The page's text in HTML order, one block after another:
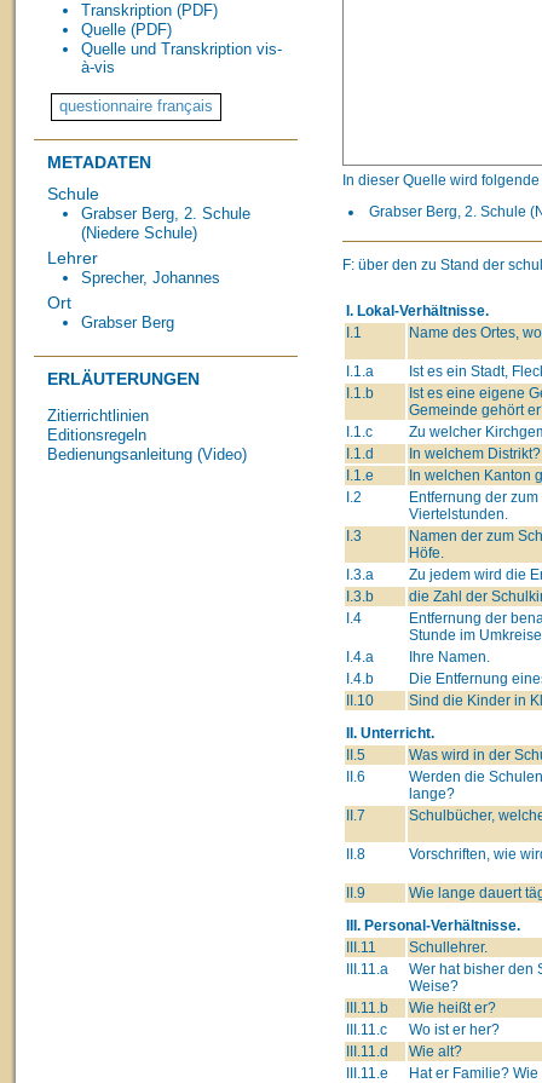
Transkription (PDF)
Quelle (PDF)
Quelle und Transkription vis-
à-vis
METADATEN
Schule
Grabser Berg, 2. Schule
(Niedere Schule)
Lehrer
Sprecher, Johannes
Ort
Grabser Berg
ERLÄUTERUNGEN
Zitierrichtlinien
Editionsregeln
Bedienungsanleitung (Video)
In dieser Quelle wird
Grabser Berg, 2. Schule
F: über den zu Stand der
I. Lokal-Verhältnisse.
I.1
Name des Ortes,
I.1.a
Ist es ein Stadt,
I.1.b
Ist es eine eigene
Gemeinde gehört
I.1.c
Zu welcher
I.1.d
In welchem Distrikt?
I.1.e
In welchen Kanton
I.2
Entfernung der
Viertelstunden.
I.3
Namen der zum
Höfe.
I.3.a
Zu jedem wird die
I.3.b
die Zahl der
I.4
Entfernung der
Stunde im
I.4.a
Ihre Namen.
I.4.b
Die Entfernung
II.10
Sind die Kinder in
II. Unterricht.
II.5
Was wird in der
II.6
Werden die
lange?
II.7
Schulbücher,
II.8 Vorschriften, wie
II.9
Wie lange dauert
III. Personal-Verhältnisse.
III.11
Schullehrer.
III.11.a
Wer hat bisher den
Weise?
III.11.b
Wie heißt er?
III.11.c
Wo ist er her?
III.11.d
Wie alt?
III.11.e
Hat er Familie?